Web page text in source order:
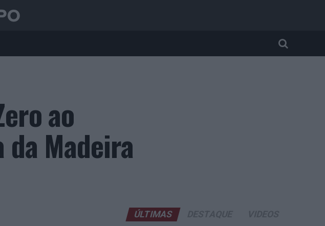
ao
da Madeira
ÚLTIMAS